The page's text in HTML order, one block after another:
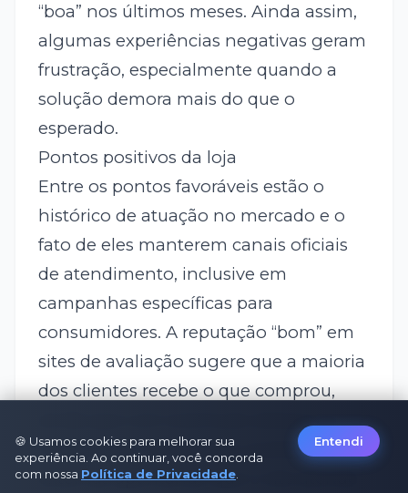
“boa” nos últimos meses. Ainda assim,
algumas experiências negativas geram
frustração, especialmente quando a
solução demora mais do que o
esperado.
Pontos positivos da loja
Entre os pontos favoráveis estão o
histórico de atuação no mercado e o
fato de eles manterem canais oficiais
de atendimento, inclusive em
campanhas específicas para
consumidores. A reputação “bom” em
sites de avaliação sugere que a maioria
dos clientes recebe o que comprou,
imprevistos. Há também avaliações
externas apontando que o site atende
🍪 Usamos cookies para melhorar sua
experiência. Ao continuar, você concorda
com nossa Política de Privacidade
Entendi